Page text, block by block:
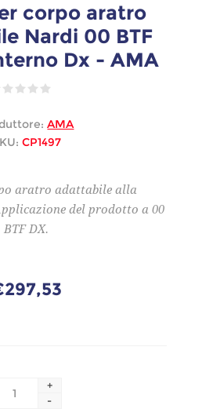
corpo aratro
Nardi 00 BTF
Dx - AMA
AMA
CP1497
aratro adattabile alla
del prodotto a 00
BTF DX.
+
-